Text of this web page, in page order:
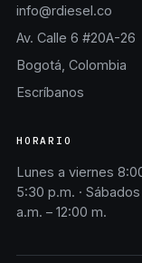
info@rdiesel.co
Av. Calle 6 #20A-26
Bogotá, Colombia
Escríbanos
HORARIO
Lunes a viernes
5:30 p.m. ·
a.m. – 12:00 m.